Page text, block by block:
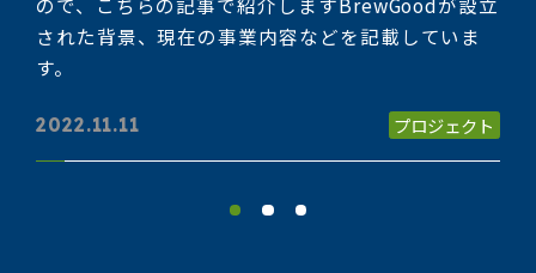
された背景、現在の事業内容などを記載していま
す。
2022.11.11 プロジェクト